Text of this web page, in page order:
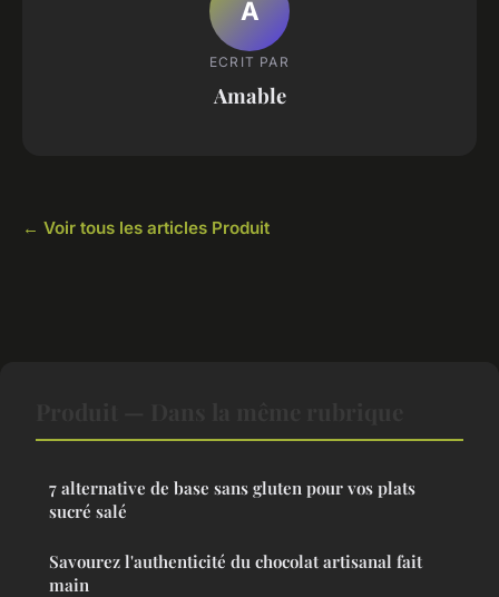
A
ECRIT PAR
Amable
← Voir tous les articles Produit
7 alternative de base sans gluten pour vos plats
sucré salé
Savourez l'authenticité du chocolat artisanal fait
main